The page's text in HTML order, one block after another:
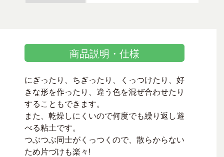
商品説明・仕様
にぎったり、ちぎったり、くっつけたり、好
きな形を作ったり、違う色を混ぜ合わせたり
することもできます。
また、乾燥しにくいので何度でも繰り返し遊
べる粘土です。
つぶつぶ同士がくっつくので、散らからない
ため片づけも楽々!